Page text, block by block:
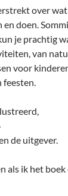
over wat
doen.
je prachtig
van
voor
de uitgever.
als ik het